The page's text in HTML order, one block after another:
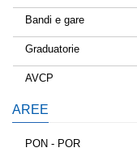
Bandi e gare
Graduatorie
AVCP
AREE
PON - POR